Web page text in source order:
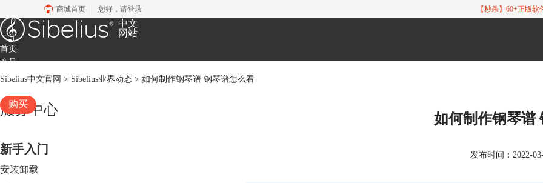
商城首页 您好， 请登录 【秒杀】60+正版
中文
网站
首页
产品
下载
购买
Sibelius中文官网 > Sibelius业界动态 > 如何制作钢琴谱 钢琴谱怎么看
服务中心
新手入门
安装卸载
如何制作钢琴谱
发布时间：2022-